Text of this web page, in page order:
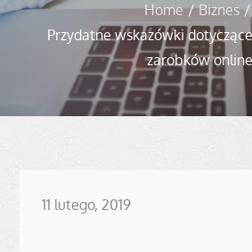
Home
Biznes
Przydatne wskazówki
zarobków online
Posted
11 lutego, 2019